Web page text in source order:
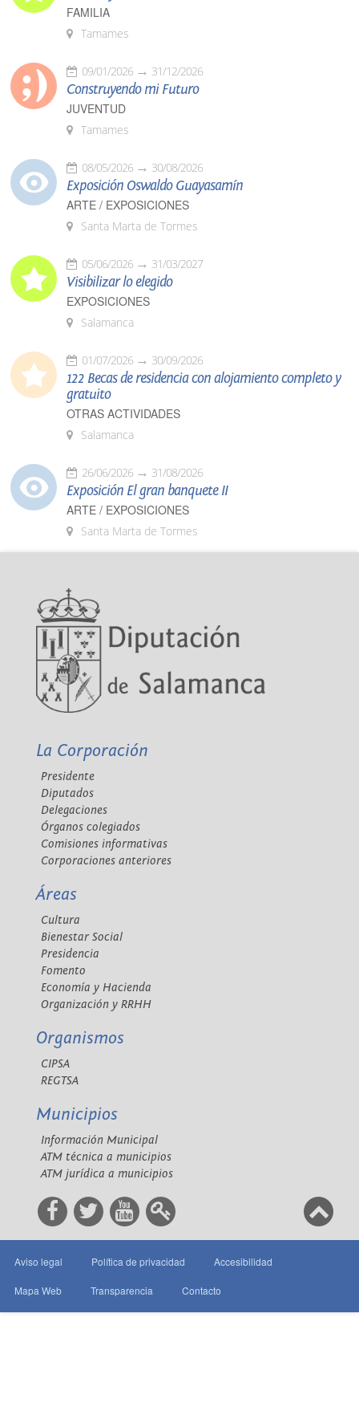
FAMILIA
Tamames
09/01/2026 31/12/2026
Construyendo mi Futuro
JUVENTUD
Tamames
08/05/2026 30/08/2026
Exposición Oswaldo Guayasamín
ARTE / EXPOSICIONES
Santa Marta de Tormes
05/06/2026 31/03/2027
Visibilizar lo elegido
EXPOSICIONES
Salamanca
01/07/2026 30/09/2026
122 Becas de residencia con alojamiento completo y
gratuito
OTRAS ACTIVIDADES
Salamanca
26/06/2026 31/08/2026
Exposición El gran banquete II
ARTE / EXPOSICIONES
Santa Marta de Tormes
La Corporación
Presidente
Diputados
Delegaciones
Órganos colegiados
Comisiones informativas
Corporaciones anteriores
Áreas
Cultura
Bienestar Social
Presidencia
Fomento
Economía y Hacienda
Organización y RRHH
Organismos
CIPSA
REGTSA
Municipios
Información Municipal
ATM técnica a municipios
ATM jurídica a municipios
Aviso legal Política de privacidad Accesibilidad
Mapa Web Transparencia Contacto